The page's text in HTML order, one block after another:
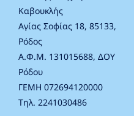
Καβουκλής
Αγίας Σοφίας 18, 85133,
Ρόδος
Α.Φ.Μ. 131015688, ΔΟΥ
Ρόδου
ΓΕΜΗ 072694120000
Τηλ. 2241030486